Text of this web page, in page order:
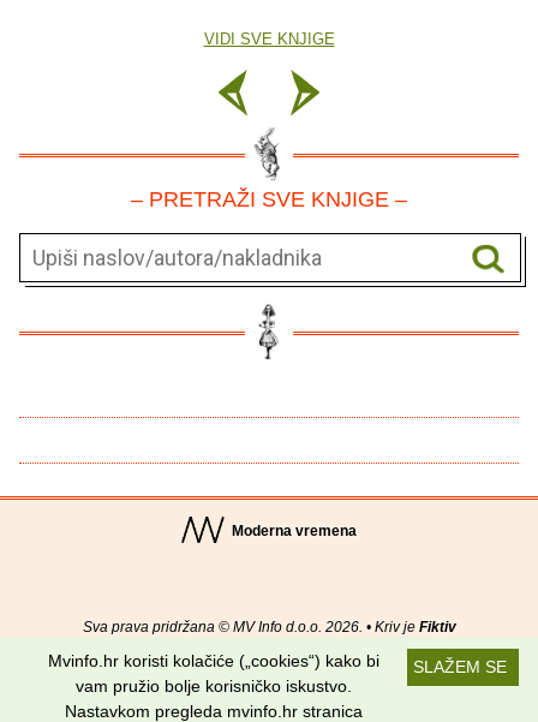
VIDI SVE KNJIGE
– PRETRAŽI SVE KNJIGE –
Moderna vremena
Sva prava pridržana © MV Info d.o.o. 2026. • Kriv je Fiktiv
Uvjeti korištenja RSS kanali
Potraži nas na:
SLAŽEM SE
Mvinfo.hr koristi kolačiće („cookies“) kako bi
vam pružio bolje korisničko iskustvo.
Nastavkom pregleda mvinfo.hr stranica